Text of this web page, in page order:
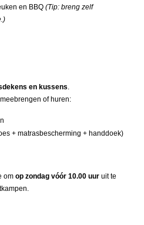
en BBQ (Tip: breng zelf
en kussens.
of huren:
+ matrasbescherming + handdoek)
om op zondag vóór 10.00 uur uit te